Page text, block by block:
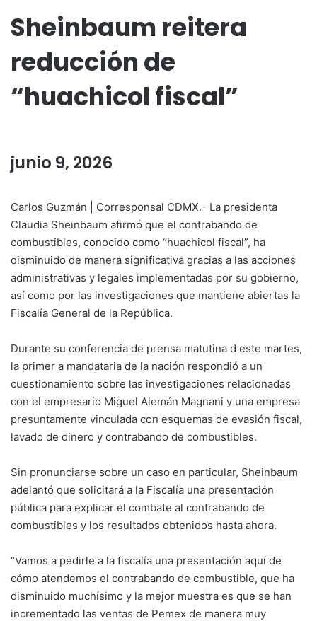
Sheinbaum reitera
reducción de
“huachicol fiscal”
junio 9, 2026
Carlos Guzmán | Corresponsal CDMX.- La presidenta
Claudia Sheinbaum afirmó que el contrabando de
combustibles, conocido como “huachicol fiscal”, ha
disminuido de manera significativa gracias a las acciones
administrativas y legales implementadas por su gobierno,
así como por las investigaciones que mantiene abiertas la
Fiscalía General de la República.
Durante su conferencia de prensa matutina d este martes,
la primer a mandataria de la nación respondió a un
cuestionamiento sobre las investigaciones relacionadas
con el empresario Miguel Alemán Magnani y una empresa
presuntamente vinculada con esquemas de evasión fiscal,
lavado de dinero y contrabando de combustibles.
Sin pronunciarse sobre un caso en particular, Sheinbaum
adelantó que solicitará a la Fiscalía una presentación
pública para explicar el combate al contrabando de
combustibles y los resultados obtenidos hasta ahora.
“Vamos a pedirle a la fiscalía una presentación aquí de
cómo atendemos el contrabando de combustible, que ha
disminuido muchísimo y la mejor muestra es que se han
incrementado las ventas de Pemex de manera muy